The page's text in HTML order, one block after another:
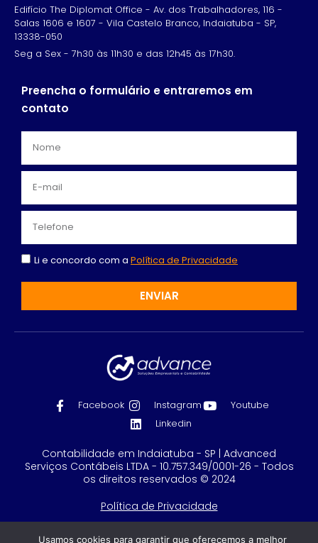
Edifício The Diplomat Office - Av. dos Trabalhadores, 116 -
Salas 1606 e 1607 - Vila Castelo Branco, Indaiatuba - SP,
13338-050
Seg a Sex - 7h30 às 11h30 e das 12h45 às 17h30.
Preencha o formulário e entraremos em
contato
Li e concordo com a Política de Privacidade
ENVIAR
Facebook Instagram
Youtube
Linkedin
Contabilidade em Indaiatuba - SP | Advanced
Serviços Contábeis LTDA - 10.757.349/0001-26 - Todos
os direitos reservados © 2024
Política de Privacidade
Feito com
por GRUPO DPG
Usamos cookies para garantir que oferecemos a melhor